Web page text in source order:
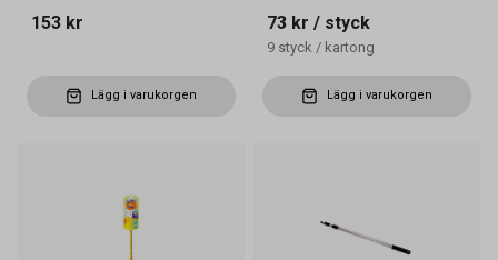
153 kr
Lägg i varukorgen
73 kr / styck
9 styck / kartong
Lägg i varukorgen